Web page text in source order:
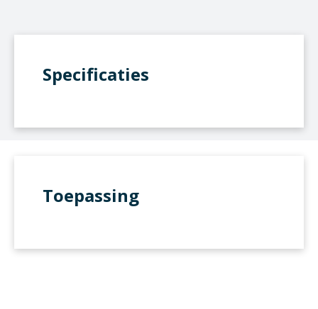
Specificaties
Toepassing